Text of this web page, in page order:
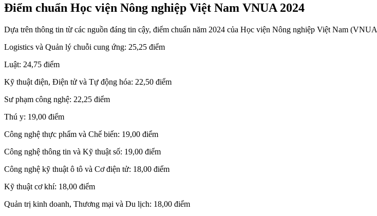
Điểm chuẩn Học viện Nông nghiệp Việt Nam VNUA 2024
Dựa trên thông tin từ các nguồn đáng tin cậy, điểm chuẩn năm 2024 của Học viện Nông nghiệp Việt Nam
Logistics và Quản lý chuỗi cung ứng: 25,25 điểm
Luật: 24,75 điểm
Kỹ thuật điện, Điện tử và Tự động hóa: 22,50 điểm
Sư phạm công nghệ: 22,25 điểm
Thú y: 19,00 điểm
Công nghệ thực phẩm và Chế biến: 19,00 điểm
Công nghệ thông tin và Kỹ thuật số: 19,00 điểm
Công nghệ kỹ thuật ô tô và Cơ điện tử: 18,00 điểm
Kỹ thuật cơ khí: 18,00 điểm
Quản trị kinh doanh, Thương mại và Du lịch: 18,00 điểm